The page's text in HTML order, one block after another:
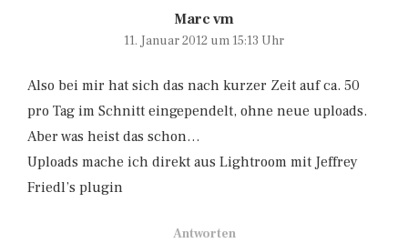
Marc vm
11. Januar 2012 um 15:13 Uhr
Also bei mir hat sich das nach kurzer Zeit auf ca. 50
pro Tag im Schnitt eingependelt, ohne neue uploads.
Aber was heist das schon…
Uploads mache ich direkt aus Lightroom mit Jeffrey
Friedl’s plugin
Antworten